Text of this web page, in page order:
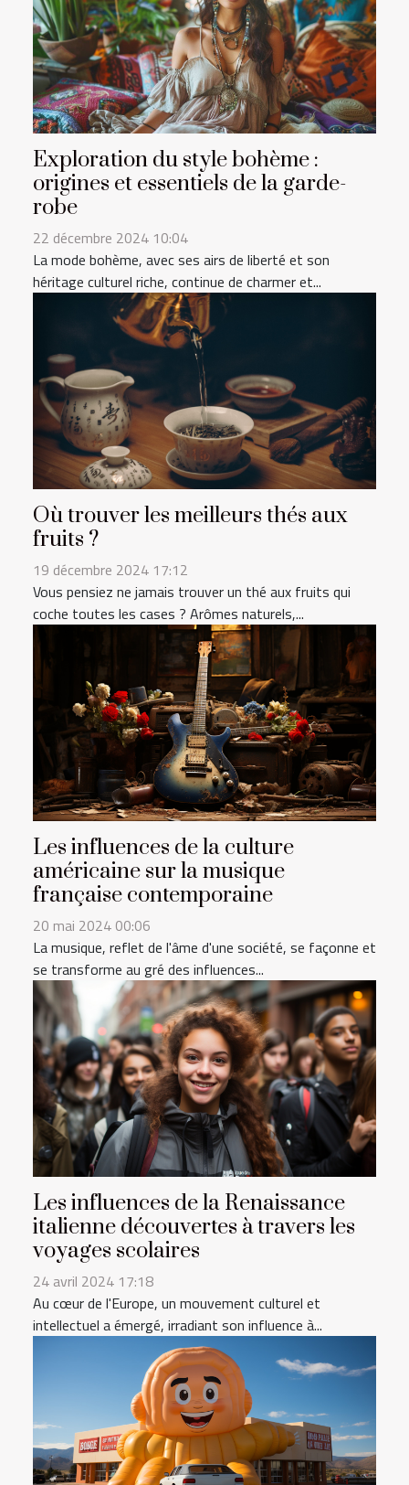
Exploration du style bohème :
origines et essentiels de la garde-
robe
22 décembre 2024 10:04
La mode bohème, avec ses airs de liberté et son
héritage culturel riche, continue de charmer et...
Où trouver les meilleurs thés aux
fruits ?
19 décembre 2024 17:12
Vous pensiez ne jamais trouver un thé aux fruits qui
coche toutes les cases ? Arômes naturels,...
Les influences de la culture
américaine sur la musique
française contemporaine
20 mai 2024 00:06
La musique, reflet de l'âme d'une société, se façonne et
se transforme au gré des influences...
Les influences de la Renaissance
italienne découvertes à travers les
voyages scolaires
24 avril 2024 17:18
Au cœur de l'Europe, un mouvement culturel et
intellectuel a émergé, irradiant son influence à...